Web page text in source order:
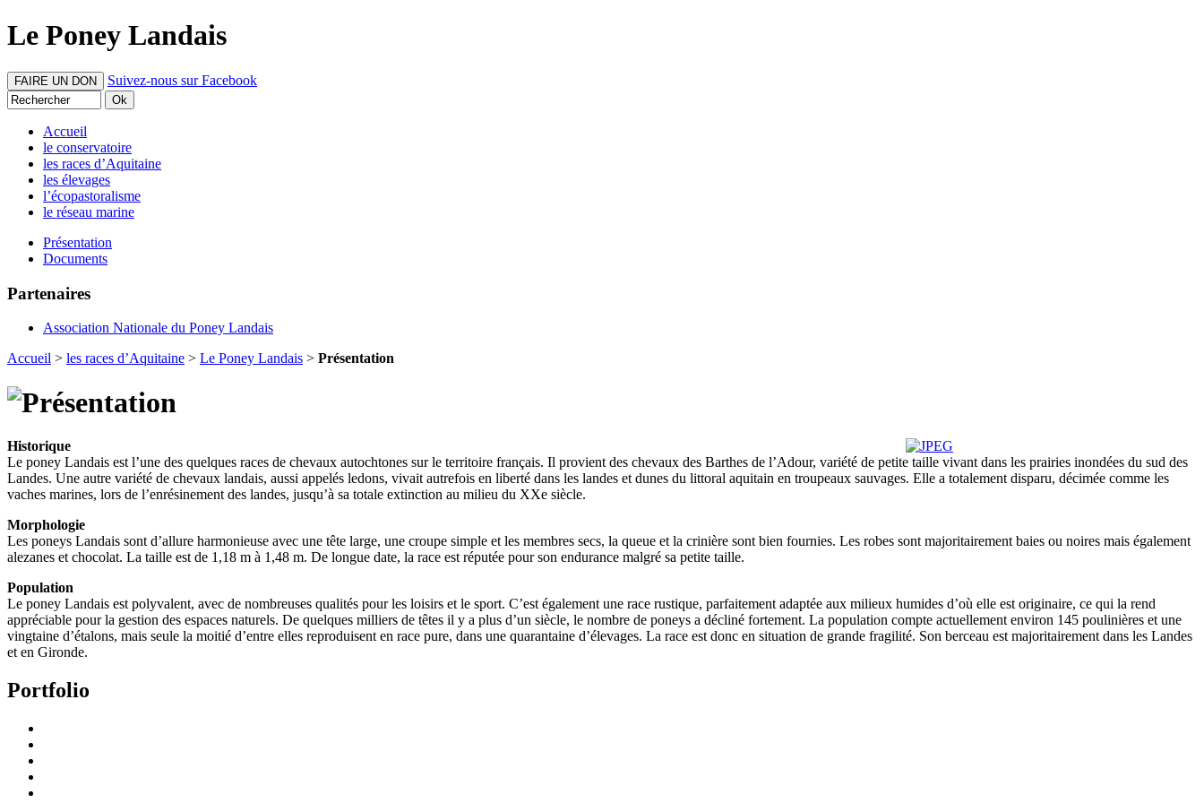
Le Poney Landais
FAIRE UN DON Suivez-nous sur Facebook
Accueil
le conservatoire
les races d’Aquitaine
les élevages
l’écopastoralisme
le réseau marine
Présentation
Documents
Partenaires
Association Nationale du Poney Landais
Accueil > les races d’Aquitaine > Le Poney Landais > Présentation
Historique
Le poney Landais est l’une des quelques races de chevaux autochtones sur le territoire français. Il provient des chevaux des Barthes de l’Adour, variété de petite taille vivant dans les prairies inondées du sud des
Landes. Une autre variété de chevaux landais, aussi appelés ledons, vivait autrefois en liberté dans les landes et dunes du littoral aquitain en troupeaux sauvages. Elle a totalement disparu, décimée comme les
vaches marines, lors de l’enrésinement des landes, jusqu’à sa totale extinction au milieu du XXe siècle.
Morphologie
Les poneys Landais sont d’allure harmonieuse avec une tête large, une croupe simple et les membres secs, la queue et la crinière sont bien fournies. Les robes sont majoritairement baies ou noires mais également
alezanes et chocolat. La taille est de 1,18 m à 1,48 m. De longue date, la race est réputée pour son endurance malgré sa petite taille.
Population
Le poney Landais est polyvalent, avec de nombreuses qualités pour les loisirs et le sport. C’est également une race rustique, parfaitement adaptée aux milieux humides d’où elle est originaire, ce qui la rend
appréciable pour la gestion des espaces naturels. De quelques milliers de têtes il y a plus d’un siècle, le nombre de poneys a décliné fortement. La population compte actuellement environ 145 poulinières et une
vingtaine d’étalons, mais seule la moitié d’entre elles reproduisent en race pure, dans une quarantaine d’élevages. La race est donc en situation de grande fragilité. Son berceau est majoritairement dans les Landes
et en Gironde.
Portfolio